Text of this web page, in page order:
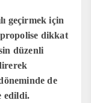
geçirmek için
propolise dikkat
düzenli
de
edildi.